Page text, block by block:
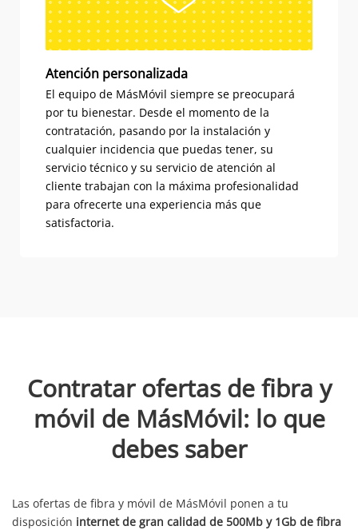
Atención personalizada
El equipo de MásMóvil siempre se preocupará
por tu bienestar. Desde el momento de la
contratación, pasando por la instalación y
cualquier incidencia que puedas tener, su
servicio técnico y su servicio de atención al
cliente trabajan con la máxima profesionalidad
para ofrecerte una experiencia más que
satisfactoria.
Contratar ofertas de fibra y
móvil de MásMóvil: lo que
debes saber
Las ofertas de fibra y móvil de MásMóvil ponen a tu
disposición internet de gran calidad de 500Mb y 1Gb de fibra